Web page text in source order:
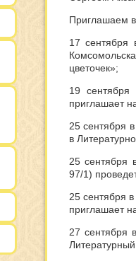
Приглашаем
17 сентября
цветочек»;
19
приглашает
25 сентября
в
25 сентября
97/1)
25 сентября
приглашает
27 сентября